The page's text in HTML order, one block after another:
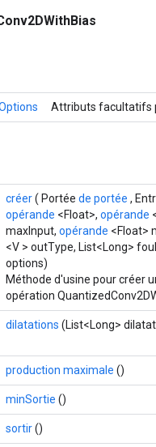
Attributs facultatifs
créer( Portée de portée ,
opérande <Float>, opérande
maxInput, opérande <Float>
<V > outType, List<Long>
options)
Méthode d'usine pour créer
opération
dilatations (List<Long>
production maximale ()
minSortie ()
sortir()